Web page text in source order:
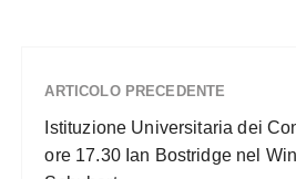
ARTICOLO PRECEDENTE
Istituzione Universitaria dei
ore 17.30 Ian Bostridge nel